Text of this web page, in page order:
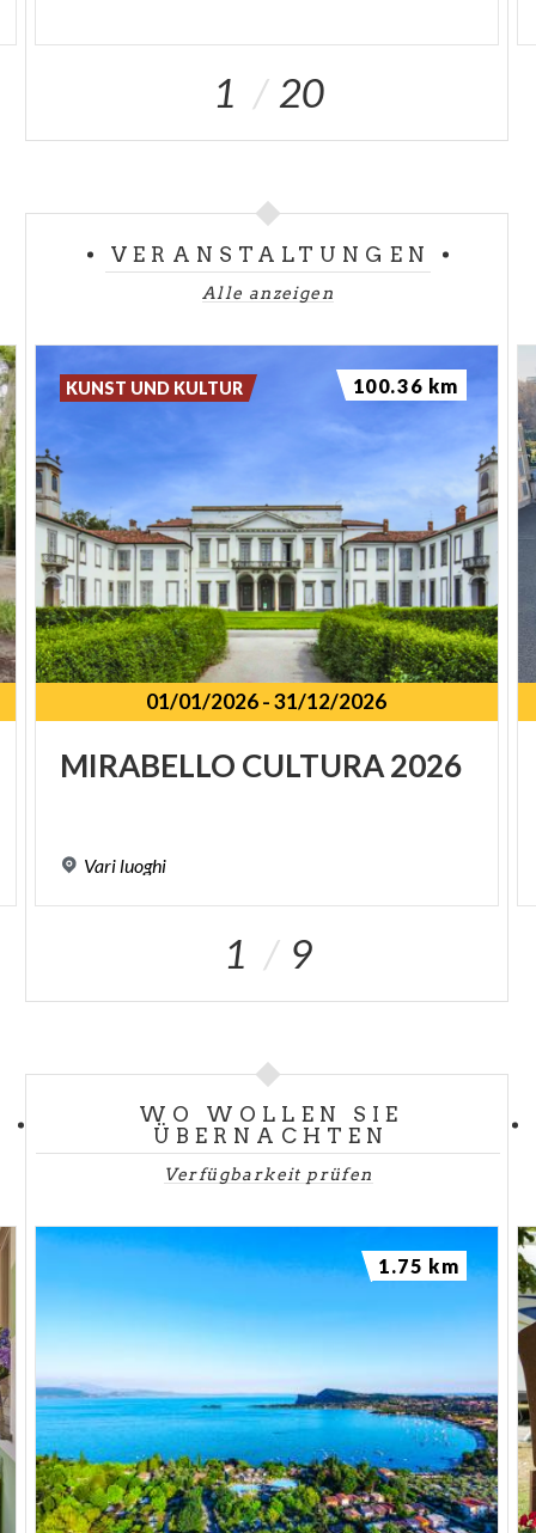
1 20
VERANSTALTUNGEN
Alle anzeigen
01/01/2026-31/12/2026
MIRABELLO CULTURA2026
Vari luoghi
KUNST UND KULTUR 100.36 km
1 9
WO WOLLEN SIE
ÜBERNACHTEN
Verfügbarkeit prüfen
1.75 km